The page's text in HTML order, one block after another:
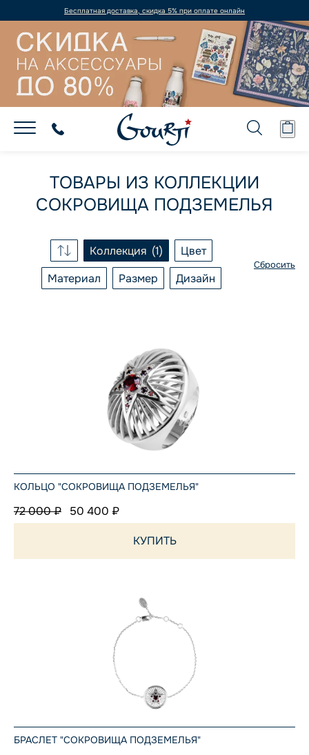
Бесплатная доставка, скидка 5% при оплате онлайн
ТОВАРЫ ИЗ КОЛЛЕКЦИИ
СОКРОВИЩА ПОДЗЕМЕЛЬЯ
Коллекция 1
Цвет
Материал
Размер Дизайн
Сбросить
КОЛЬЦО "СОКРОВИЩА ПОДЗЕМЕЛЬЯ"
72 000 ₽ 50 400 ₽
КУПИТЬ
БРАСЛЕТ "СОКРОВИЩА ПОДЗЕМЕЛЬЯ"